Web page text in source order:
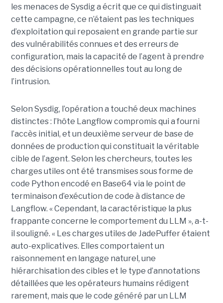
les menaces de Sysdig a écrit que ce qui distinguait
cette campagne, ce n’étaient pas les techniques
d’exploitation qui reposaient en grande partie sur
des vulnérabilités connues et des erreurs de
configuration, mais la capacité de l’agent à prendre
des décisions opérationnelles tout au long de
l’intrusion.
Selon Sysdig, l’opération a touché deux machines
distinctes : l’hôte Langflow compromis qui a fourni
l’accès initial, et un deuxième serveur de base de
données de production qui constituait la véritable
cible de l’agent. Selon les chercheurs, toutes les
charges utiles ont été transmises sous forme de
code Python encodé en Base64 via le point de
terminaison d’exécution de code à distance de
Langflow. « Cependant, la caractéristique la plus
frappante concerne le comportement du LLM », a-t-
il souligné. « Les charges utiles de JadePuffer étaient
auto-explicatives. Elles comportaient un
raisonnement en langage naturel, une
hiérarchisation des cibles et le type d’annotations
détaillées que les opérateurs humains rédigent
rarement, mais que le code généré par un LLM